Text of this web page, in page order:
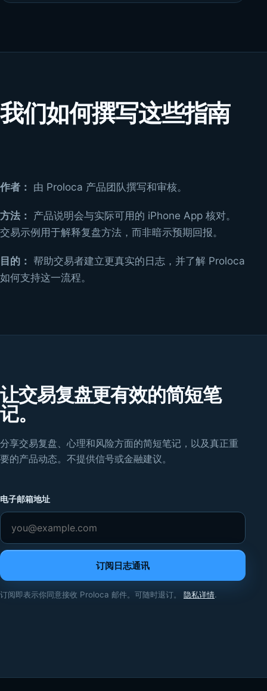
我们如何撰写这些指南
作者： 由 Proloca 产品团队撰写和审核。
方法：
产品说明会与实际可用的 iPhone App 核对。
交易示例用于解释复盘方法，而非暗示预期回报。
目的： 帮助交易者建立更真实的日志，并了解 Proloca
如何支持这一流程。
让交易复盘更有效的简短笔
记。
分享交易复盘、心理和风险方面的简短笔记，以及真正重
要的产品动态。不提供信号或金融建议。
电子邮箱地址
订阅日志通讯
订阅即表示你同意接收 Proloca 邮件。可随时退订。 隐私详情.